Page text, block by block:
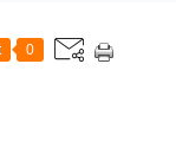
0